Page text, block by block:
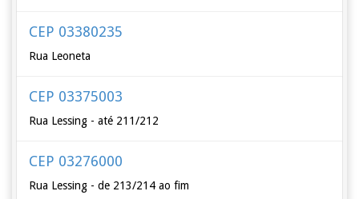
CEP 03380235
Rua Leoneta
CEP 03375003
Rua Lessing - até 211/212
CEP 03276000
Rua Lessing - de 213/214 ao fim